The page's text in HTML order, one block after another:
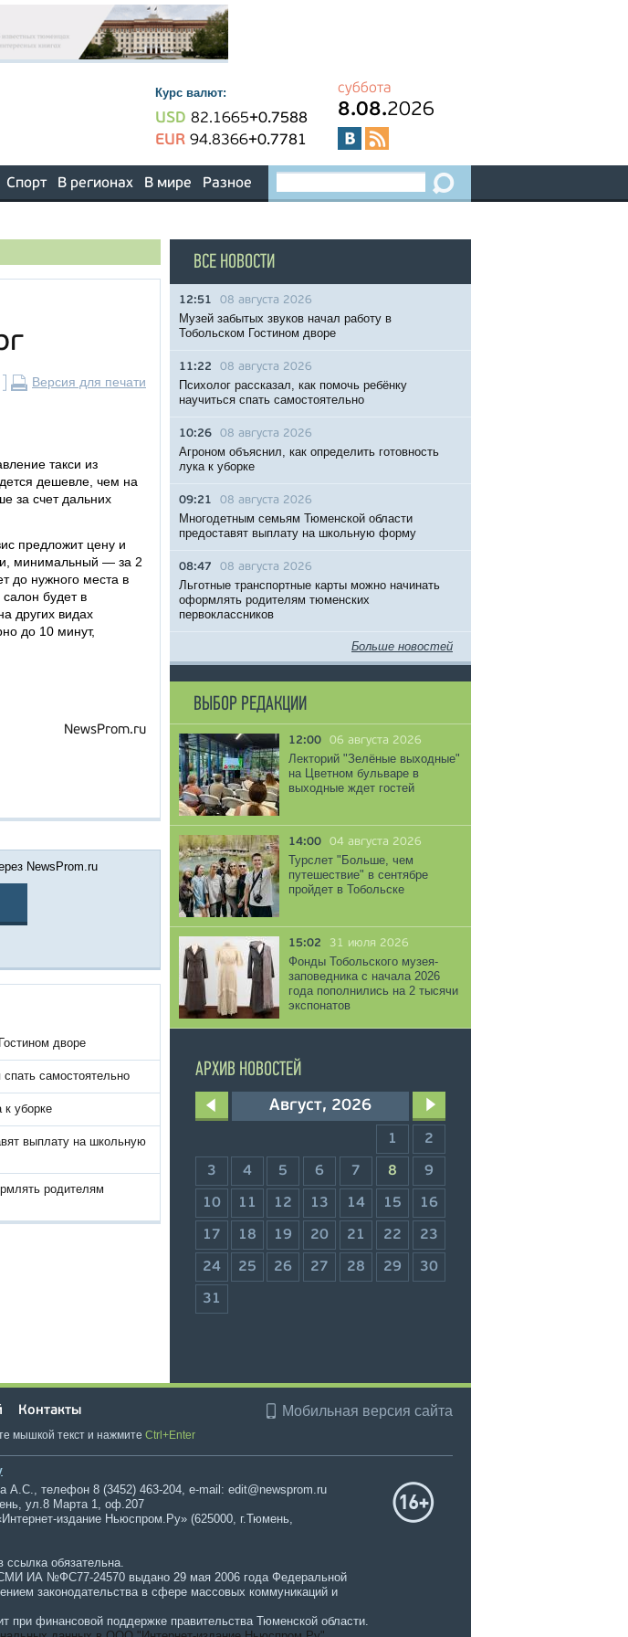
Курс валют:
USD 82.1665+0.7588
EUR 94.8366+0.7781
суббота
8.08.2026
Спорт В регионах В мире Разное
Версия для печати
такси из
дешевле, чем на
за счет дальних
предложит цену и
минимальный — за 2
до нужного места в
будет в
других видах
до 10 минут,
NewsProm.ru
NewsProm.ru
дворе
спать самостоятельно
к уборке
выплату на школьную
родителям
ВСЕ НОВОСТИ
12:51 08 августа 2026
Музей забытых звуков начал работу в
Тобольском Гостином дворе
11:22 08 августа 2026
Психолог рассказал, как помочь ребёнку
научиться спать самостоятельно
10:26 08 августа 2026
Агроном объяснил, как определить готовность
лука к уборке
09:21 08 августа 2026
Многодетным семьям Тюменской области
предоставят выплату на школьную форму
08:47 08 августа 2026
Льготные транспортные карты можно начинать
оформлять родителям тюменских
первоклассников
Больше новостей
ВЫБОР РЕДАКЦИИ
12:00 06 августа 2026
Лекторий "Зелёные выходные"
на Цветном бульваре в
выходные ждет гостей
14:00 04 августа 2026
Турслет "Больше, чем
путешествие" в сентябре
пройдет в Тобольске
15:02 31 июля 2026
Фонды Тобольского музея-
заповедника с начала 2026
года пополнились на 2 тысячи
экспонатов
АРХИВ НОВОСТЕЙ
Август, 2026
1 2
3 4 5 6 7 8 9
10 11 12 13 14 15 16
17 18 19 20 21 22 23
24 25 26 27 28 29 30
31
Контакты Мобильная версия сайта
мышкой текст и нажмите Ctrl+Enter
А.С., телефон 8 (3452) 463-204, e-mail: edit@newsprom.ru
ул.8 Марта 1, оф.207
издание Ньюспром.Ру» (625000, г.Тюмень,
ссылка обязательна.
СМИ ИА №ФС77-24570 выдано 29 мая 2006 года Федеральной
законодательства в сфере массовых коммуникаций и
при финансовой поддержке правительства Тюменской области.